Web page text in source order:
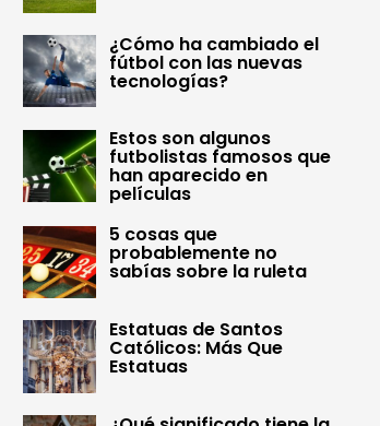
¿Cómo ha cambiado el
fútbol con las nuevas
tecnologías?
Estos son algunos
futbolistas famosos que
han aparecido en
películas
5 cosas que
probablemente no
sabías sobre la ruleta
Estatuas de Santos
Católicos: Más Que
Estatuas